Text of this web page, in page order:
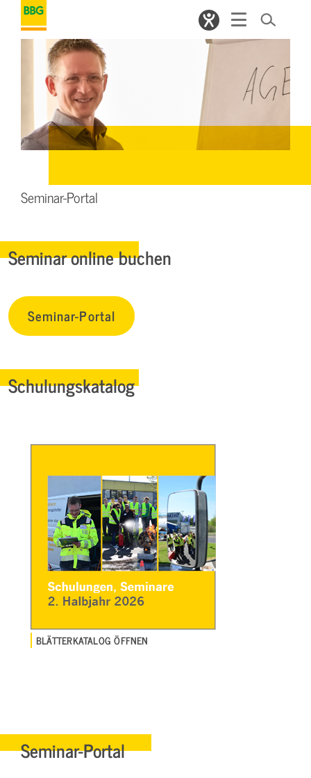
Seminar-Portal
Seminar online buchen
Seminar-Portal
Schulungskatalog
BLÄTTERKATALOG ÖFFNEN
Seminar-Portal